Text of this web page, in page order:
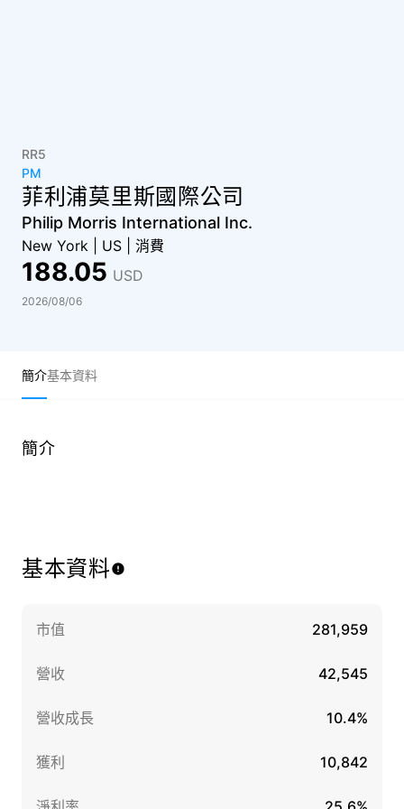
RR5
PM
菲利浦莫里斯國際公司
Philip Morris International Inc.
New York US 消費
188.05 USD
2026/08/06
簡介基本資料
簡介
基本資料
市值 281,959
營收 42,545
營收成長 10.4%
獲利 10,842